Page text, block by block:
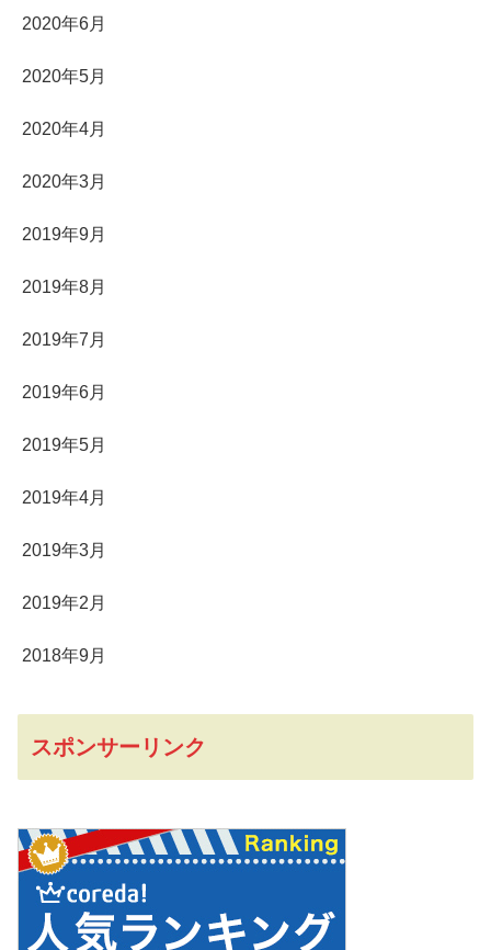
2020年6月
2020年5月
2020年4月
2020年3月
2019年9月
2019年8月
2019年7月
2019年6月
2019年5月
2019年4月
2019年3月
2019年2月
2018年9月
スポンサーリンク